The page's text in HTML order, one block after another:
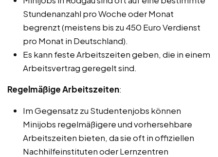
Stundenanzahl pro Woche oder Monat
begrenzt (meistens bis zu 450 Euro Verdienst
pro Monat in Deutschland).
Es kann feste Arbeitszeiten geben, die in einem
Arbeitsvertrag geregelt sind.
Regelmäßige Arbeitszeiten:
Im Gegensatz zu Studentenjobs können
Minijobs regelmäßigere und vorhersehbare
Arbeitszeiten bieten, da sie oft in offiziellen
Nachhilfeinstituten oder Lernzentren